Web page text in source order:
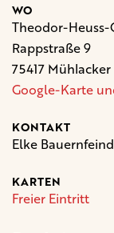
WO
Theodor-Heuss-
Rappstraße 9
75417 Mühlacker
Google-Karte
KONTAKT
Elke Bauernfeind
KARTEN
Freier Eintritt